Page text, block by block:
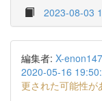
2023-08-03
編集者: X-enon147
2020-05-16
更された可能性が